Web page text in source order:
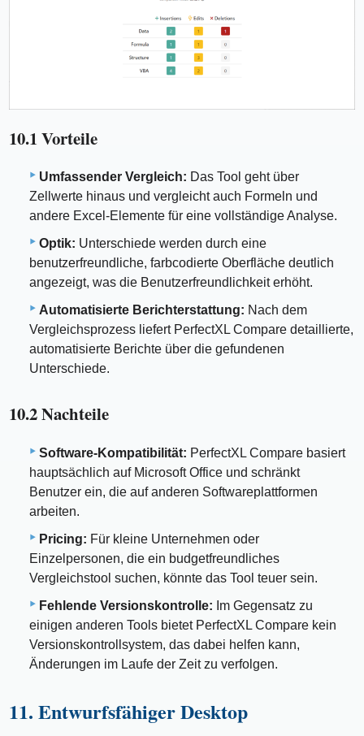
10.1 Vorteile
Umfassender Vergleich: Das Tool geht über
Zellwerte hinaus und vergleicht auch Formeln und
andere Excel-Elemente für eine vollständige Analyse.
Optik: Unterschiede werden durch eine
benutzerfreundliche, farbcodierte Oberfläche deutlich
angezeigt, was die Benutzerfreundlichkeit erhöht.
Automatisierte Berichterstattung: Nach dem
Vergleichsprozess liefert PerfectXL Compare detaillierte,
automatisierte Berichte über die gefundenen
Unterschiede.
10.2 Nachteile
Software-Kompatibilität: PerfectXL Compare basiert
hauptsächlich auf Microsoft Office und schränkt
Benutzer ein, die auf anderen Softwareplattformen
arbeiten.
Pricing: Für kleine Unternehmen oder
Einzelpersonen, die ein budgetfreundliches
Vergleichstool suchen, könnte das Tool teuer sein.
Fehlende Versionskontrolle: Im Gegensatz zu
einigen anderen Tools bietet PerfectXL Compare kein
Versionskontrollsystem, das dabei helfen kann,
Änderungen im Laufe der Zeit zu verfolgen.
11. Entwurfsfähiger Desktop